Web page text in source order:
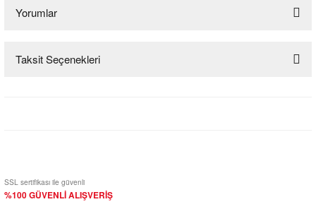
Yorumlar
Bu ürüne ilk yorumu siz yapın!
Taksit Seçenekleri
SSL sertifikası ile güvenli
%100 GÜVENLİ ALIŞVERİŞ